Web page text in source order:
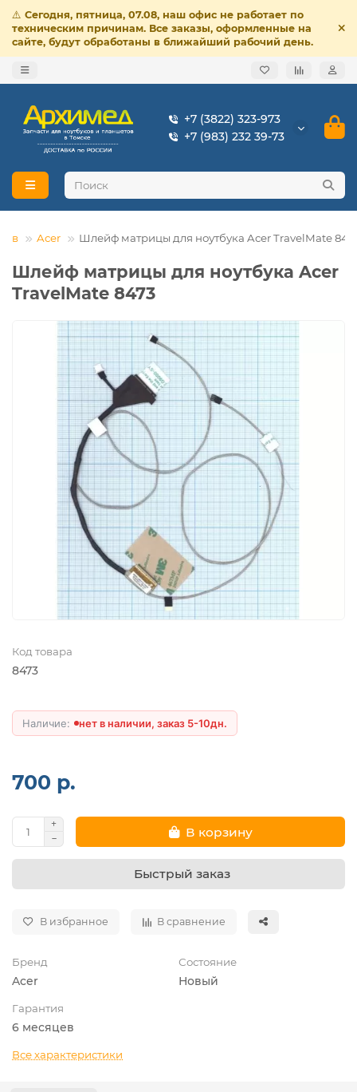
⚠️ Сегодня, пятница, 07.08, наш офис не работает по
техническим причинам. Все заказы, оформленные на
сайте, будут обработаны в ближайший рабочий день.
+7 (3822) 323-973
+7 (983) 232 39-73
Acer Шлейф матрицы для ноутбука Acer TravelMate
Шлейф матрицы для ноутбука Acer
TravelMate 8473
Код товара
8473
нет в наличии, заказ 5-10дн.
700 р.
В корзину
Быстрый заказ
В избранное В сравнение
Бренд
Acer
Состояние
Новый
Гарантия
6 месяцев
Все характеристики